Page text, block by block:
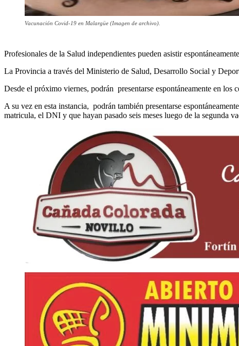
Vacunación Covid-19 en Malargüe (Imagen de archivo).
Profesionales de la Salud independientes pueden asistir
La Provincia a través del Ministerio de Salud, Desarrollo Social y
Desde el próximo viernes, podrán presentarse espontáneamente en los
A su vez en esta instancia, podrán también presentarse
matricula, el DNI y que hayan pasado seis meses luego de la segunda